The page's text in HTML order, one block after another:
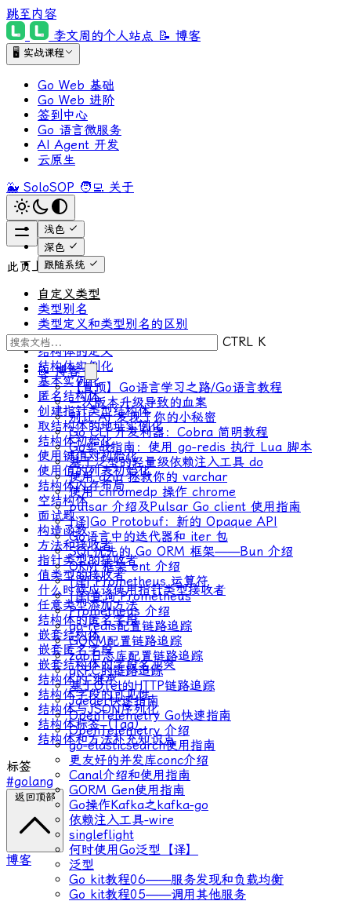
跳至内容
李文周的个人站点 📝 博客
🖥 实战课程
Go Web 基础
Go Web 进阶
签到中心
Go 语言微服务
AI Agent 开发
云原生
🐳 SoloSOP 🧑‍💻 关于
浅色
深色
跟随系统
CTRL K
📝 博客
【置顶】Go语言学习之路/Go语言教程
一次版本升级导致的血案
别让 AI 发现了你的小秘密
Go CLI 开发利器：Cobra 简明教程
Go实战指南：使用 go-redis 执行 Lua 脚本
基于泛型的轻量级依赖注入工具 do
使用 gzip 拯救你的 varchar
使用 chromedp 操作 chrome
pulsar 介绍及Pulsar Go client 使用指南
[译]Go Protobuf：新的 Opaque API
Go语言中的迭代器和 iter 包
SQL优先的 Go ORM 框架——Bun 介绍
ORM 框架 ent 介绍
[译] Prometheus 运算符
[译]查询 Prometheus
Prometheus 介绍
go-redis配置链路追踪
GORM配置链路追踪
zap日志库配置链路追踪
gRPC的链路追踪
基于OTel的HTTP链路追踪
Jaeger快速指南
OpenTelemetry Go快速指南
OpenTelemetry 介绍
go-elasticsearch使用指南
更友好的并发库conc介绍
Canal介绍和使用指南
GORM Gen使用指南
Go操作Kafka之kafka-go
依赖注入工具-wire
singleflight
何时使用Go泛型【译】
泛型
Go kit教程06——服务发现和负载均衡
Go kit教程05——调用其他服务
此页上
自定义类型
类型别名
类型定义和类型别名的区别
结构体的定义
结构体实例化
基本实例化
匿名结构体
创建指针类型结构体
取结构体的地址实例化
结构体初始化
使用键值对初始化
使用值的列表初始化
结构体内存布局
空结构体
面试题
构造函数
方法和接收者
指针类型的接收者
值类型的接收者
什么时候应该使用指针类型接收者
任意类型添加方法
结构体的匿名字段
嵌套结构体
嵌套匿名字段
嵌套结构体的字段名冲突
结构体的“继承”
结构体字段的可见性
结构体与JSON序列化
结构体标签（Tag）
结构体和方法补充知识点
标签
#golang
返回顶部
博客